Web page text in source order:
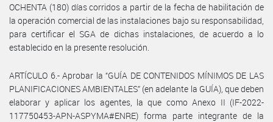
OCHENTA (180) días corridos a partir de la fecha de habilitación de
la operación comercial de las instalaciones bajo su responsabilidad,
para certificar el SGA de dichas instalaciones, de acuerdo a lo
establecido en la presente resolución.
ARTÍCULO 6.- Aprobar la “GUÍA DE CONTENIDOS MÍNIMOS DE LAS
PLANIFICACIONES AMBIENTALES” (en adelante la GUÍA), que deben
elaborar y aplicar los agentes, la que como Anexo II (IF-2022-
117750453-APN-ASPYMA#ENRE) forma parte integrante de la